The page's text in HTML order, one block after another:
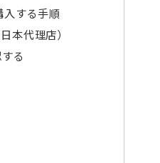
する手順
本代理店）
る